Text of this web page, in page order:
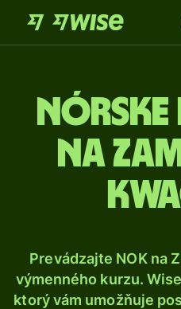
na
Prevádzajte NOK na
výmenného kurzu.
ktorý vám umožňuje